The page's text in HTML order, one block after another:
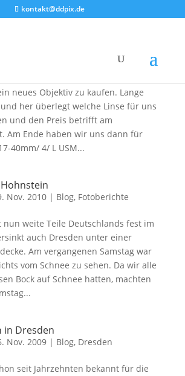
kontakt@ddpix.de
neues Objektiv zu kaufen. Lange
her überlegt welche Linse für uns
und den Preis betrifft am
Am Ende haben wir uns dann für
40mm/ 4/ L USM...
Nov. 2010| Blog, Fotoberichte
nun weite Teile Deutschlands fest im
auch Dresden unter einer
Am vergangenen Samstag war
vom Schnee zu sehen. Da wir alle
Bock auf Schnee hatten, machten
in Dresden
Nov. 2009| Blog, Dresden
seit Jahrzehnten bekannt für die